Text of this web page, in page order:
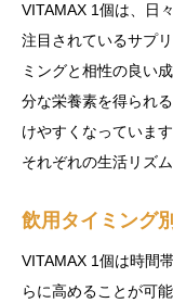
VITAMAX 1個は、日
注目されているサプ
ミングと相性の良い
分な栄養素を得られ
けやすくなっていま
それぞれの生活リズ
飲用タイミング
VITAMAX 1個は時間
らに高めることが可能